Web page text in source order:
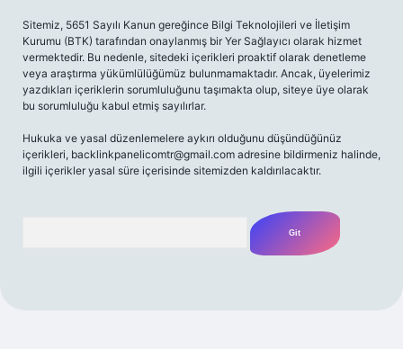
Sitemiz, 5651 Sayılı Kanun gereğince Bilgi Teknolojileri ve İletişim
Kurumu (BTK) tarafından onaylanmış bir Yer Sağlayıcı olarak hizmet
vermektedir. Bu nedenle, sitedeki içerikleri proaktif olarak denetleme
veya araştırma yükümlülüğümüz bulunmamaktadır. Ancak, üyelerimiz
yazdıkları içeriklerin sorumluluğunu taşımakta olup, siteye üye olarak
bu sorumluluğu kabul etmiş sayılırlar.
Hukuka ve yasal düzenlemelere aykırı olduğunu düşündüğünüz
içerikleri, backlinkpanelicomtr@gmail.com adresine bildirmeniz halinde,
ilgili içerikler yasal süre içerisinde sitemizden kaldırılacaktır.